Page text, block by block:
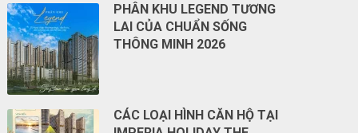
PHÂN KHU LEGEND TƯƠNG
LAI CỦA CHUẨN SỐNG
THÔNG MINH 2026
CÁC LOẠI HÌNH CĂN HỘ TẠI